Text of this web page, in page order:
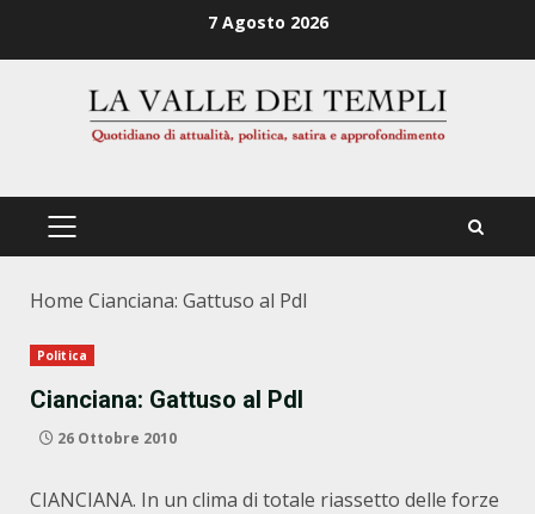
7 Agosto 2026
PRIMÄRES
Home Cianciana: Gattuso al Pdl
Politica
Cianciana: Gattuso al Pdl
26 Ottobre 2010
CIANCIANA. In un clima di totale riassetto delle forze